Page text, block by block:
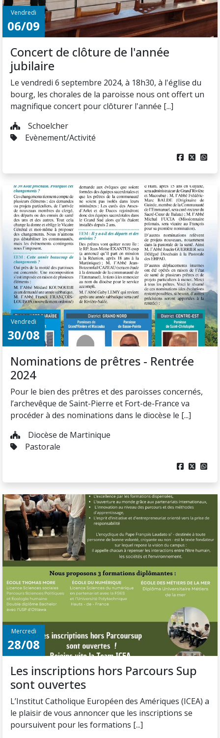
Vendredi
06/09
Concert de clôture de l'année
jubilaire
Le vendredi 6 septembre 2024, à 18h30, à l'église du
bourg, les chorales de la paroisse nous ont offert un
magnifique concert pour clôturer l'année [...]
Schoelcher
Evènement/Activité
  
Vendredi
30/08
Nominations de prêtres - Rentrée
2024
Pour le bien des prêtres et des paroisses concernés,
l’archevêque de Saint-Pierre et Fort-de-France va
procéder à des nominations dans le diocèse le [...]
Diocèse de Martinique
Pastorale
  
Mercredi
28/08
Les inscriptions hors Parcours Sup
sont ouvertes
L’Institut Catholique Européen des Amériques (ICEA) a
le plaisir de vous annoncer que les inscriptions se
poursuivent pour les formations [...]